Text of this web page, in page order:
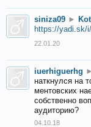
siniza09 ►
https://yadi.sk/
22.01.20
iuerhiguerhg ►
наткнулся на
ментовских
собственно
аудиторию?
04.10.18